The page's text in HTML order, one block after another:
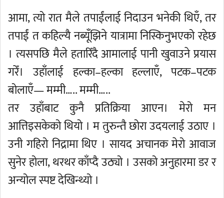
आमा, त्यो रात मैले तपाईंलाई निदाउन भनेकी थिएँ, तर
तपाईं त कहिल्यै नब्यूँझिने यात्रामा निस्किनुभएको रहेछ
। त्यसपछि मैले हतारिँदै आमालाई पानी खुवाउने प्रयास
गरेँ। उहाँलाई हल्का–हल्का हल्लाएँ, पटक–पटक
बोलाएँ— मम्मी….. मम्मी…..
तर उहाँबाट कुनै प्रतिक्रिया आएन। मेरो मन
आत्तिइसकेको थियो । म तुरुन्तै छोरा उदयलाई उठाए ।
उनी गहिरो निद्रामा थिए । सायद अचानक मेरो आवाज
सुनेर होला, थरथर काँप्दै उठ्यो । उसको अनुहारमा डर र
अन्योल स्पष्ट देखिन्थ्यो ।